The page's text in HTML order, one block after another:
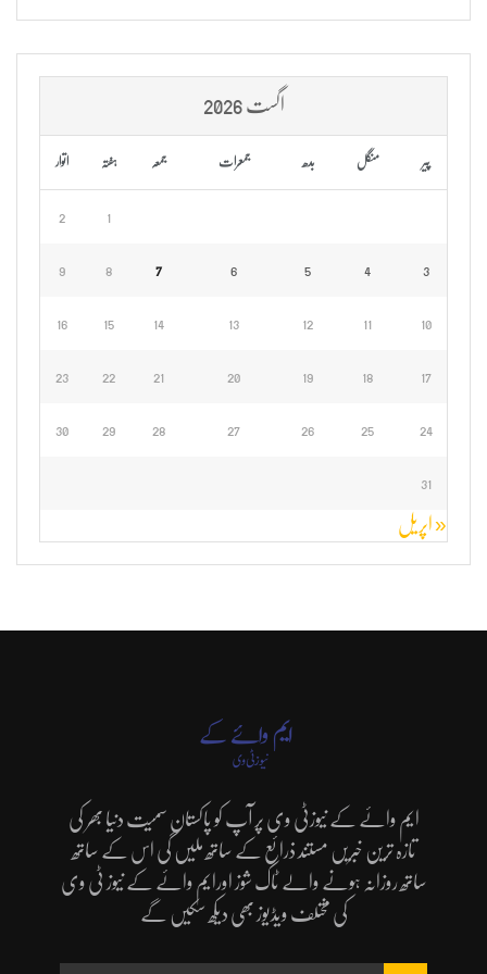
اگست 2026
پیر منگل بدھ جمعرات جمعہ ہفتہ اتوار
1
2
3
4
5
6
7
8
9
10
11
12
13
14
15
16
17
18
19
20
21
22
23
24
25
26
27
28
29
30
31
« اپریل
ایم وائے کے نیوزٹی وی پر آپ کو پاکستان سمیت دنیا بھر کی
تازہ ترین خبریں مستند ذرائع کے ساتھ ملیں گی اس کے ساتھ
ساتھ روزانہ ہونے والے ٹاک شوز اورایم وائے کے نیوز ٹی وی
کی مختلف ویڈیوز بھی دیکھ سکیں گے